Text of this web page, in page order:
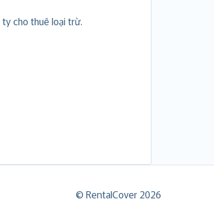
cho thuê loại trừ.
© RentalCover 2026